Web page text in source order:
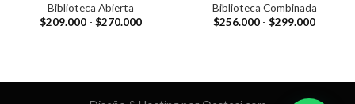
Biblioteca Abierta
$209.000 - $270.000Rango
$270.000
Biblioteca Combinada
$256.000 - $299.000Rango